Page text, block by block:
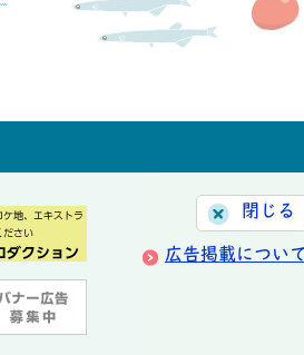
閉じる
広告掲載について